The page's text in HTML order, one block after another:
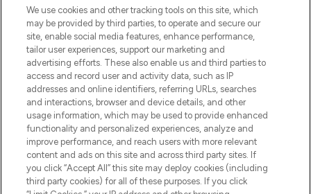
renommierten Marken. Shoppe online
oder über die App mit kostenloser
Lieferung ab einem Einkaufswert von 30€.
Cookie-Einwilligung
Do Not Sell or Share My Personal
Information
HILFE & INFORMATION
IMPRESSUM
We use cookies and other tracking tools on this site, which
may be provided by third parties, to operate and secure our
site, enable social media features, enhance performance,
tailor user experiences, support our marketing and
advertising efforts. These also enable us and third parties to
access and record user and activity data, such as IP
addresses and online identifiers, referring URLs, searches
and interactions, browser and device details, and other
usage information, which may be used to provide enhanced
functionality and personalized experiences, analyze and
improve performance, and reach users with more relevant
content and ads on this site and across third party sites. If
you click “Accept All” this site may deploy cookies (including
third party cookies) for all of these purposes. If you click